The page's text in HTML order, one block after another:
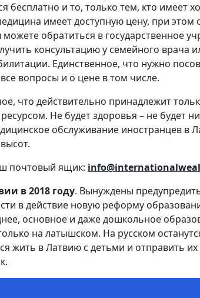
бесплатно и то, только тем, кто имеет
имеет доступную цену, при этом
обратиться в государственное
консультацию у семейного врача
Единственное, что нужно
вопросы и о цене в том числе.
что действительно принадлежит
Не будет здоровья – не будет
обслуживание иностранцев в
почтовый ящик:
в 2018 году. Вынуждены
в действие новую реформу
основное и даже дошкольное
на латышском. На русском
жить в Латвию с детьми и отправить их